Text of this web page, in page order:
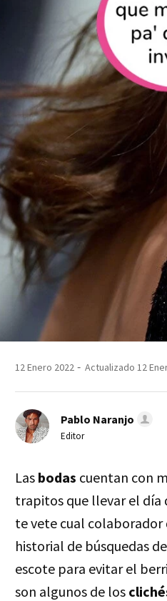
12 Enero 2022 Actualizado 12
Pablo Naranjo
Editor
Las bodas cuentan con
trapitos que llevar el día
te vete cual colaborador
historial de búsquedas
escote para evitar el
son algunos de los